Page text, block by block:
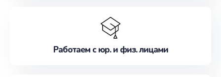
Работаем с юр. и физ. лицами